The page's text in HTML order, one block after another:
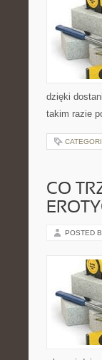
dzięki
takim razie
CO
POSTED